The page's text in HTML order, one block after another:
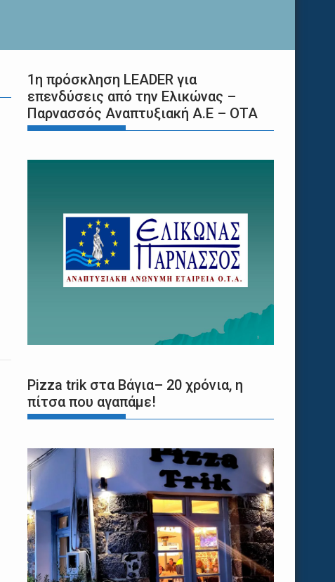
1η πρόσκληση LEADER για
επενδύσεις από την Ελικώνας –
Παρνασσός Αναπτυξιακή Α.Ε – ΟΤΑ
Pizza trik στα Βάγια– 20 χρόνια, η
πίτσα που αγαπάμε!